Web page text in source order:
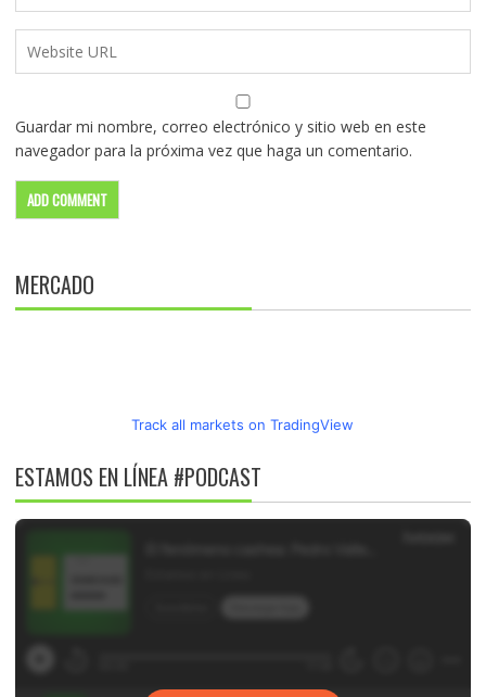
Guardar mi nombre, correo electrónico y sitio web en este
navegador para la próxima vez que haga un comentario.
MERCADO
Track all markets on TradingView
ESTAMOS EN LÍNEA #PODCAST